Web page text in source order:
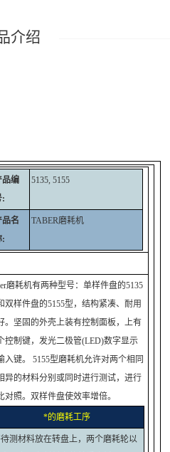
介绍
品编
:
5135, 5155
品名
:
TABER磨耗机
磨耗机有两种型号：单样件盘的5135
双样件盘的5155型，结构紧凑、耐用
。坚固的外壳上装有控制面板，上有
控制键，发光二极管(LED)数字显示
入键。 5155型磨耗机允许对两个相同
异的材料分别或同时进行测试，进行
对照。双样件盘使效率增倍。
*的磨耗工序
测材料放在转盘上，两个磨耗轮以